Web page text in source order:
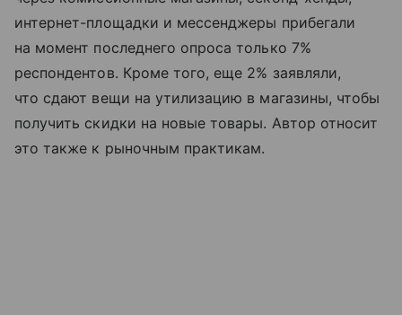
интернет-площадки и мессенджеры прибегали
на момент последнего опроса только 7%
респондентов. Кроме того, еще 2% заявляли,
что сдают вещи на утилизацию в магазины, чтобы
получить скидки на новые товары. Автор относит
это также к рыночным практикам.